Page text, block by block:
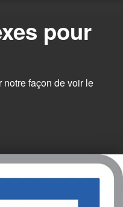
pour
façon de voir le